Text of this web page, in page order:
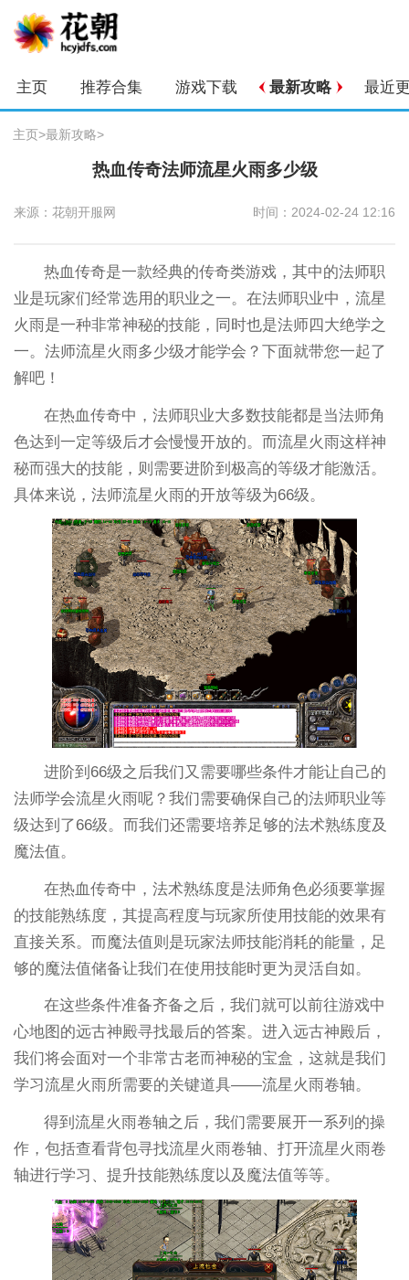
主页 推荐合集 游戏下载 最新攻略 最近
主页>最新攻略>
热血传奇法师流星火雨多少级
来源：花朝开服网 时间：2024-02-24 12:16
热血传奇是一款经典的传奇类游戏，其中的法师职
业是玩家们经常选用的职业之一。在法师职业中，流星
火雨是一种非常神秘的技能，同时也是法师四大绝学之
一。法师流星火雨多少级才能学会？下面就带您一起了
解吧！
在热血传奇中，法师职业大多数技能都是当法师角
色达到一定等级后才会慢慢开放的。而流星火雨这样神
秘而强大的技能，则需要进阶到极高的等级才能激活。
具体来说，法师流星火雨的开放等级为66级。
进阶到66级之后我们又需要哪些条件才能让自己的
法师学会流星火雨呢？我们需要确保自己的法师职业等
级达到了66级。而我们还需要培养足够的法术熟练度及
魔法值。
在热血传奇中，法术熟练度是法师角色必须要掌握
的技能熟练度，其提高程度与玩家所使用技能的效果有
直接关系。而魔法值则是玩家法师技能消耗的能量，足
够的魔法值储备让我们在使用技能时更为灵活自如。
在这些条件准备齐备之后，我们就可以前往游戏中
心地图的远古神殿寻找最后的答案。进入远古神殿后，
我们将会面对一个非常古老而神秘的宝盒，这就是我们
学习流星火雨所需要的关键道具——流星火雨卷轴。
得到流星火雨卷轴之后，我们需要展开一系列的操
作，包括查看背包寻找流星火雨卷轴、打开流星火雨卷
轴进行学习、提升技能熟练度以及魔法值等等。